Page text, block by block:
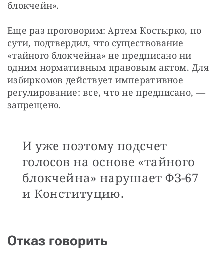
блокчейн».
Еще раз проговорим: Артем Костырко, по
сути, подтвердил, что существование
«тайного блокчейна» не предписано ни
одним нормативным правовым актом. Для
избиркомов действует императивное
регулирование: все, что не предписано, —
запрещено.
И уже поэтому подсчет
голосов на основе «тайного
блокчейна» нарушает ФЗ-67
и Конституцию.
Отказ говорить